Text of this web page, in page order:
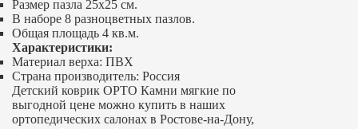
Размер пазла 25х25 см.
В наборе 8 разноцветных пазлов.
Общая площадь 4 кв.м.
Характеристики:
Материал верха: ПВХ
Страна производитель: Россия
Детский коврик ОРТО Камни мягкие по
выгодной цене можно купить в наших
ортопедических салонах в Ростове-на-Дону,